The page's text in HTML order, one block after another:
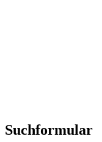
Suchformular